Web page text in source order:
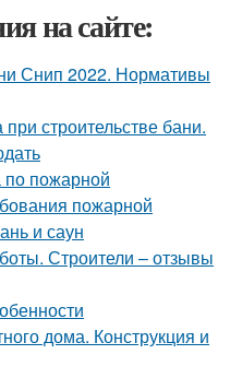
на сайте:
Снип 2022. Нормативы
строительстве бани.
по пожарной
пожарной
и саун
Строители – отзывы
дома. Конструкция и